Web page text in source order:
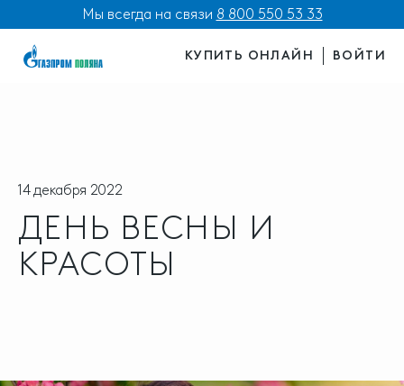
Мы всегда на связи 8 800 550 53 33
КУПИТЬ ОНЛАЙН ВОЙТИ
14 декабря 2022
ДЕНЬ ВЕСНЫ И
КРАСОТЫ